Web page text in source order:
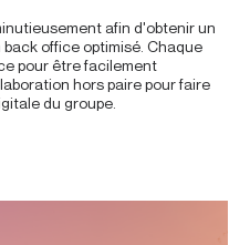
afin d'obtenir un
office optimisé. Chaque
pour être facilement
hors paire pour faire
du groupe.